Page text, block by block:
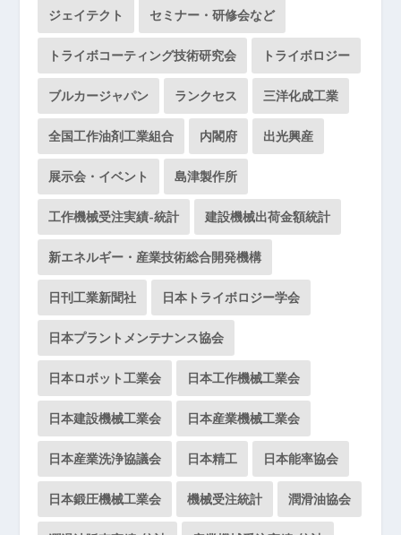
ジェイテクト セミナー・研修会など
トライボコーティング技術研究会 トライボロジー
ブルカージャパン ランクセス 三洋化成工業
全国工作油剤工業組合 内閣府 出光興産
展示会・イベント 島津製作所
工作機械受注実績-統計 建設機械出荷金額統計
新エネルギー・産業技術総合開発機構
日刊工業新聞社 日本トライボロジー学会
日本プラントメンテナンス協会
日本ロボット工業会 日本工作機械工業会
日本建設機械工業会 日本産業機械工業会
日本産業洗浄協議会 日本精工 日本能率協会
日本鍛圧機械工業会 機械受注統計 潤滑油協会